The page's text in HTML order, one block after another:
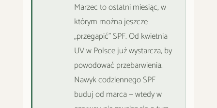
Marzec to ostatni miesiąc, w
którym można jeszcze
„przegapić" SPF. Od kwietnia
UV w Polsce już wystarcza, by
powodować przebarwienia.
Nawyk codziennego SPF
buduj od marca — wtedy w